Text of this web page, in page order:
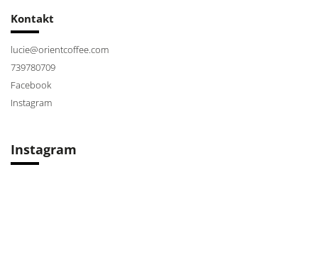
Kontakt
lucie@orientcoffee.com
739780709
Facebook
Instagram
Instagram